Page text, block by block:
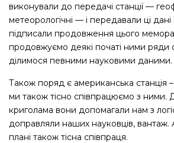
виконували до передачі станції —
метеорологічні — і передавали ці
підписали продовження цього
продовжуємо деякі початі ними ряди
ділимося певними науковими даними.
Також поряд є американська станція
ми також тісно співпрацюємо з ними.
криголама вони допомагали нам з
доправляли наших науковців, вантаж.
плані також тісна співпраця.